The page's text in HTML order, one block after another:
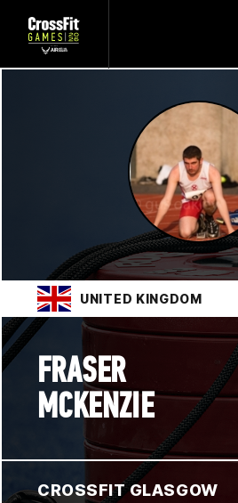
UNITED KINGDOM
FRASER
MCKENZIE
CROSSFIT GLASGOW